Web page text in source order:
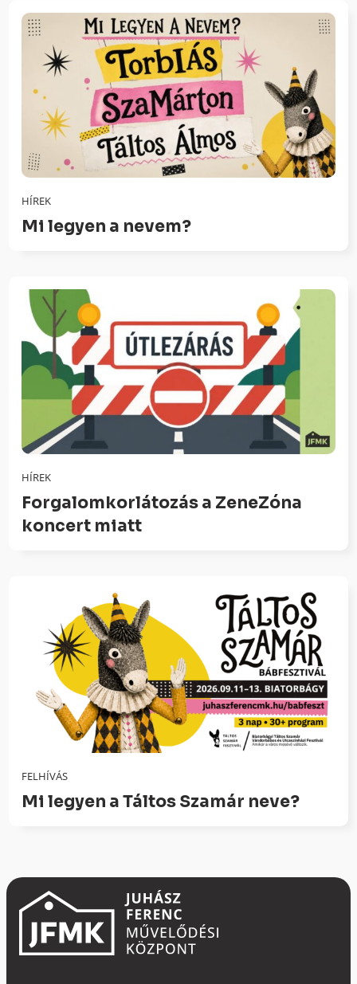
HÍREK
Mi legyen a nevem?
HÍREK
Forgalomkorlátozás a ZeneZóna
koncert miatt
FELHÍVÁS
Mi legyen a Táltos Szamár neve?